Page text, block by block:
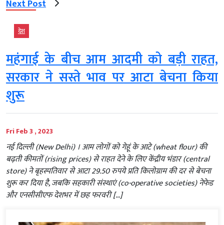
Next Post
देश
महंगाई के बीच आम आदमी को बड़ी राहत,
सरकार ने सस्ते भाव पर आटा बेचना किया
शुरू
Fri Feb 3 , 2023
नई दिल्‍ली (New Delhi) । आम लोगों को गेहूं के आटे (wheat flour) की
बढ़ती कीमतों (rising prices) से राहत देने के लिए केंद्रीय भंडार (central
store) ने बृहस्पतिवार से आटा 29.50 रुपये प्रति किलोग्राम की दर से बेचना
शुरू कर दिया है, जबकि सहकारी संस्थाएं (co-operative societies) नेफेड
और एनसीसीएफ देशभर में छह फरवरी […]